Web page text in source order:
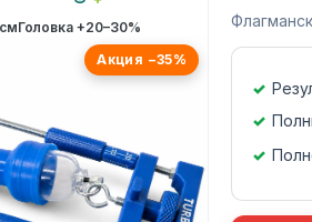
Головка +20–30%
Акция −35%